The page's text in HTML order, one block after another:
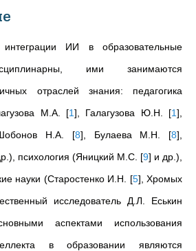
интеграции ИИ в образовательные
ими занимаются
отраслей знания: педагогика
М.А. [1] , Галагузова Ю.Н. [1]
Н.А. [8] , Булаева М.Н. [8]
психология (Яницкий М.С. [9] и др.),
науки (Старостенко И.Н. [5] , Хромых
исследователь Д.Л. Еськин
аспектами использования
в образовании являются